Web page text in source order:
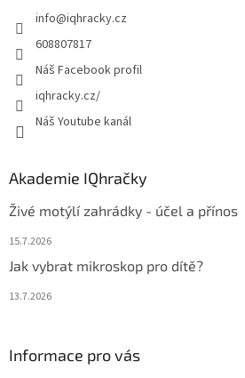
info@iqhracky.cz
608807817
Náš Facebook profil
iqhracky.cz/
Náš Youtube kanál
Akademie IQhračky
Živé motýlí zahrádky - účel a přínos
15.7.2026
Jak vybrat mikroskop pro dítě?
13.7.2026
Informace pro vás